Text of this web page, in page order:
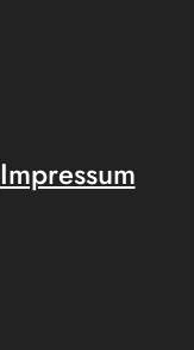
Impressum